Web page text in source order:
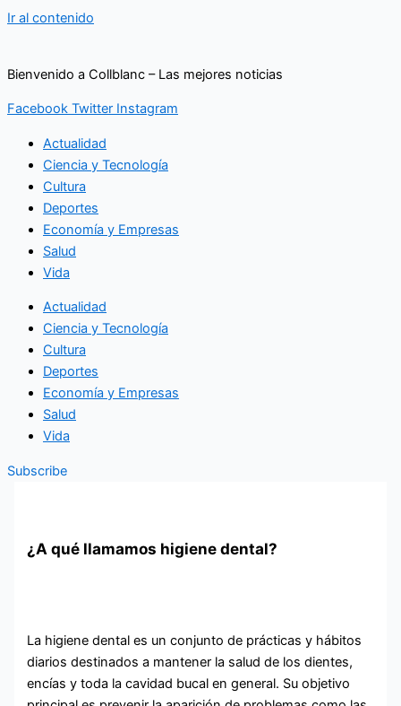
Ir al contenido
Bienvenido a Collblanc – Las mejores noticias
Facebook Twitter Instagram
Actualidad
Ciencia y Tecnología
Cultura
Deportes
Economía y Empresas
Salud
Vida
Actualidad
Ciencia y Tecnología
Cultura
Deportes
Economía y Empresas
Salud
Vida
Subscribe
¿A qué llamamos higiene dental?
La higiene dental es un conjunto de prácticas y hábitos
diarios destinados a mantener la salud de los dientes,
encías y toda la cavidad bucal en general. Su objetivo